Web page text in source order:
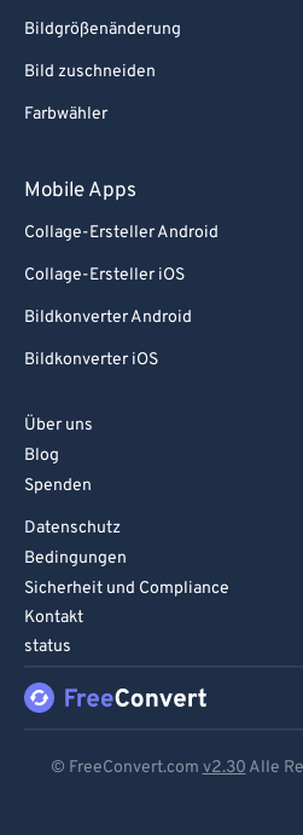
Bildgrößenänderung
Bild zuschneiden
Farbwähler
Mobile Apps
Collage-Ersteller Android
Collage-Ersteller iOS
Bildkonverter Android
Bildkonverter iOS
Über uns
Blog
Spenden
Datenschutz
Bedingungen
Sicherheit und Compliance
Kontakt
status
© FreeConvert.com v2.30 Alle